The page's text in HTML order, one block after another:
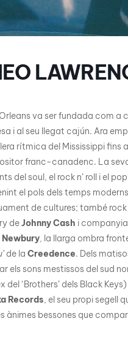
va ser fundada com a
i al seu llegat cajún. Ara
rítmica del Mississippi fins
franc-canadenc. La
del soul, el rock n’ roll i el
el pols dels temps
de cultures; també
deJohnny Cash i
Newbury, la llarga ombra
de la Creedence. Dels
els sons mestissos del sud
del ‘Brothers’ dels Black
Records, el seu propi segell
ànimes bessones que